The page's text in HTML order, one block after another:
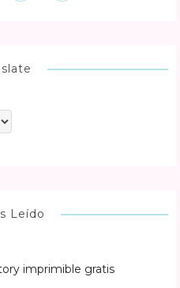
Leído
imprimible gratis